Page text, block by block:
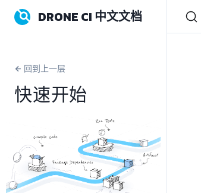
DRONE CI 中文文档
回到上一层
快速开始